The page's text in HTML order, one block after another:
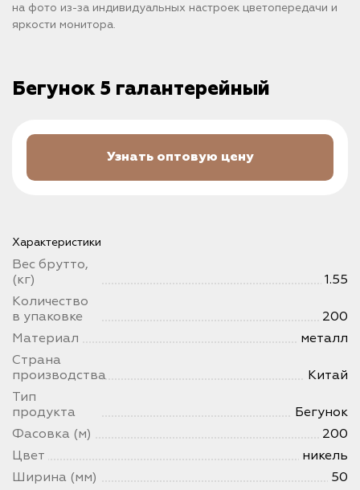
на фото из-за индивидуальных настроек цветопередачи и
яркости монитора.
Бегунок 5 галантерейный
Узнать оптовую цену
Характеристики
Вес брутто,
(кг)
1.55
Количество
в упаковке
200
Материал
металл
Страна
производства
Китай
Тип
продукта
Бегунок
Фасовка (м)
200
Цвет
никель
Ширина (мм)
50